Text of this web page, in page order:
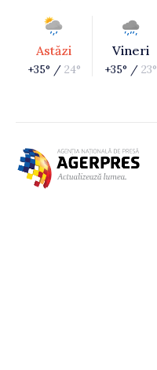
Astăzi
+35° / 24°
Vineri
+35° / 23°